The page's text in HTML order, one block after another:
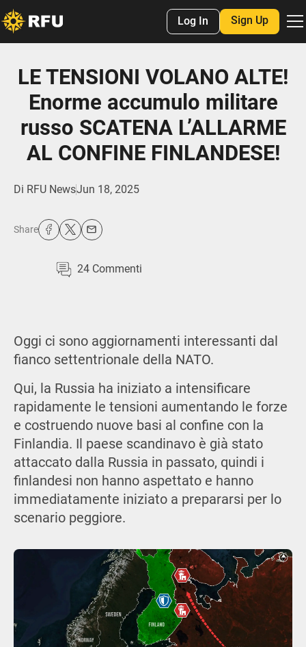
Log In Sign Up
LE TENSIONI VOLANO ALTE!
Enorme accumulo militare
russo SCATENA L’ALLARME
AL CONFINE FINLANDESE!
Di RFU NewsJun 18, 2025
Share
24 Commenti
Oggi ci sono aggiornamenti interessanti dal
fianco settentrionale della NATO.
Qui, la Russia ha iniziato a intensificare
rapidamente le tensioni aumentando le forze
e costruendo nuove basi al confine con la
Finlandia. Il paese scandinavo è già stato
attaccato dalla Russia in passato, quindi i
finlandesi non hanno aspettato e hanno
immediatamente iniziato a prepararsi per lo
scenario peggiore.